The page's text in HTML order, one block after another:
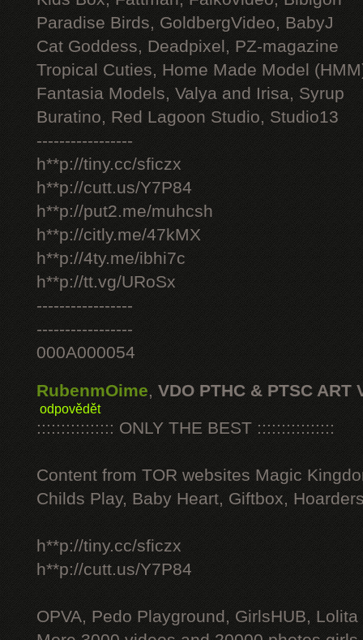
Paradise Birds, GoldbergVideo, BabyJ
Cat Goddess, Deadpixel, PZ-magazine
Tropical Cuties, Home Made Model
Fantasia Models, Valya and Irisa, Syrup
Buratino, Red Lagoon Studio, Studio13
-----------------
h**p://tiny.cc/sficzx
h**p://cutt.us/Y7P84
h**p://put2.me/muhcsh
h**p://citly.me/47kMX
h**p://4ty.me/ibhi7c
h**p://tt.vg/URoSx
-----------------
-----------------
000A000054
RubenmOime, VDO PTHC & PTSC ART
odpovědět
:::::::::::::::: ONLY THE BEST ::::::::::::::::
Content from TOR websites Magic
Childs Play, Baby Heart, Giftbox,
h**p://tiny.cc/sficzx
h**p://cutt.us/Y7P84
OPVA, Pedo Playground, GirlsHUB, Lolita